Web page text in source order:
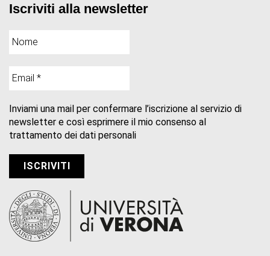
Iscriviti alla newsletter
Inviami una mail per confermare l’iscrizione al servizio di
newsletter e così esprimere il mio consenso al
trattamento dei dati personali